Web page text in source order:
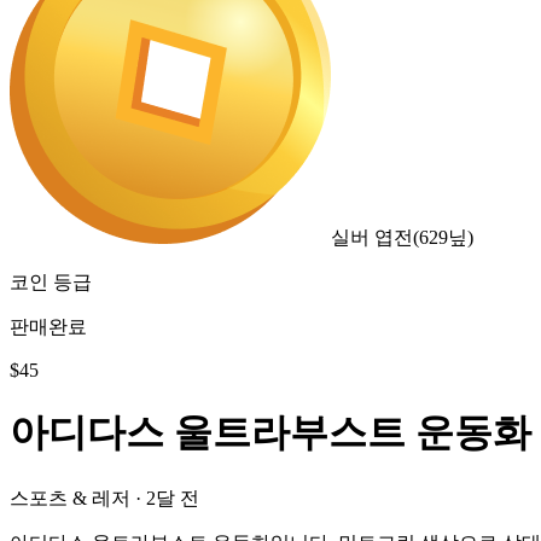
실버 엽전(629닢)
코인 등급
판매완료
$45
아디다스 울트라부스트 운동
스포츠 & 레저 · 2달 전